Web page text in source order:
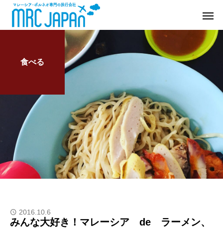
食べる
2016.10.6
みんな大好き！マレーシア de ラーメン、